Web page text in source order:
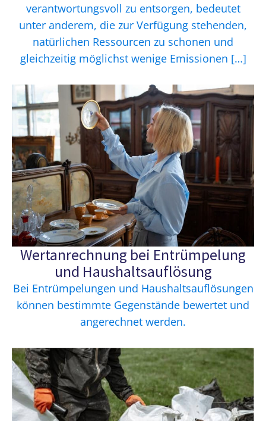
verantwortungsvoll zu entsorgen, bedeutet
unter anderem, die zur Verfügung stehenden,
natürlichen Ressourcen zu schonen und
gleichzeitig möglichst wenige Emissionen […]
Wertanrechnung bei Entrümpelung
und Haushaltsauflösung
Bei Entrümpelungen und Haushaltsauflösungen
können bestimmte Gegenstände bewertet und
angerechnet werden.